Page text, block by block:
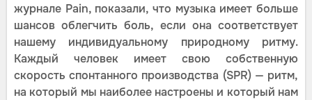
журнале Pain, показали, что музыка имеет больше
шансов облегчить боль, если она соответствует
нашему индивидуальному природному ритму.
Каждый человек имеет свою собственную
скорость спонтанного производства (SPR) — ритм,
на который мы наиболее настроены и который нам